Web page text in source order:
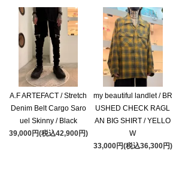
A.F ARTEFACT / Stretch
Denim Belt Cargo Saro
uel Skinny / Black
39,000円(税込42,900円)
my beautiful landlet / BR
USHED CHECK RAGL
AN BIG SHIRT / YELLO
W
33,000円(税込36,300円)